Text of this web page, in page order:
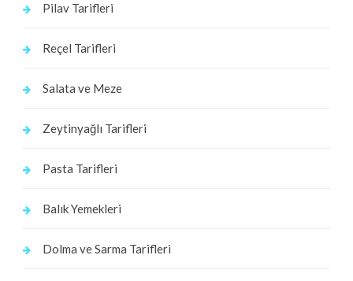
Pilav Tarifleri
Reçel Tarifleri
Salata ve Meze
Zeytinyağlı Tarifleri
Pasta Tarifleri
Balık Yemekleri
Dolma ve Sarma Tarifleri